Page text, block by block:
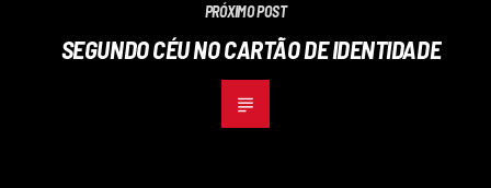
PRÓXIMO POST
SEGUNDO CÉU NO CARTÃO DE IDENTIDADE